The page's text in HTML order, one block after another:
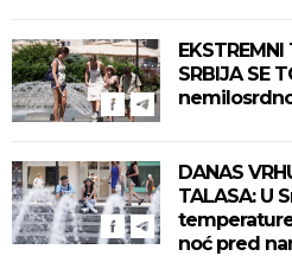
SRBIJA SE
DANAS
TALASA: U
noć pred